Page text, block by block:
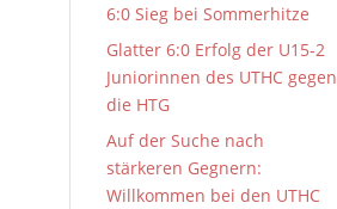
6:0 Sieg bei Sommerhitze
Glatter 6:0 Erfolg der U15-2
Juniorinnen des UTHC gegen
die HTG
Auf der Suche nach
stärkeren Gegnern:
Willkommen bei den UTHC